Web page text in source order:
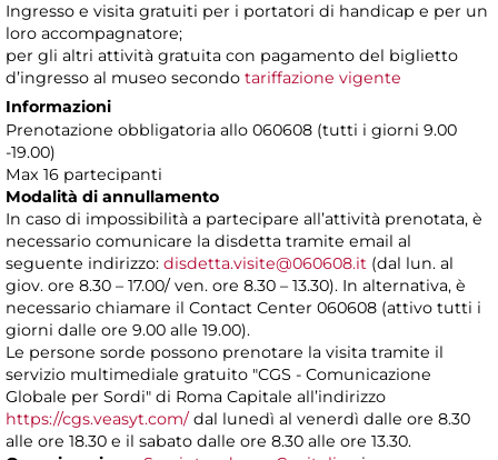
Ingresso e visita gratuiti per i portatori di handicap e per un
loro accompagnatore;
per gli altri attività gratuita con pagamento del biglietto
d’ingresso al museo secondo tariffazione vigente
Informazioni
Prenotazione obbligatoria allo 060608 (tutti i giorni 9.00
-19.00)
Max 16 partecipanti
Modalità di annullamento
In caso di impossibilità a partecipare all’attività prenotata, è
necessario comunicare la disdetta tramite email al
seguente indirizzo: disdetta.visite@060608.it (dal lun. al
giov. ore 8.30 – 17.00/ ven. ore 8.30 – 13.30). In alternativa, è
necessario chiamare il Contact Center 060608 (attivo tutti i
giorni dalle ore 9.00 alle 19.00).
Le persone sorde possono prenotare la visita tramite il
servizio multimediale gratuito "CGS - Comunicazione
Globale per Sordi" di Roma Capitale all’indirizzo
https://cgs.veasyt.com/ dal lunedì al venerdì dalle ore 8.30
alle ore 18.30 e il sabato dalle ore 8.30 alle ore 13.30.